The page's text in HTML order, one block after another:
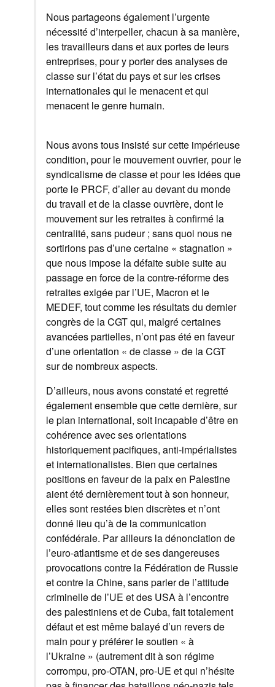
Nous partageons également l’urgente
nécessité d’interpeller, chacun à sa manière,
les travailleurs dans et aux portes de leurs
entreprises, pour y porter des analyses de
classe sur l’état du pays et sur les crises
internationales qui le menacent et qui
menacent le genre humain.
Nous avons tous insisté sur cette impérieuse
condition, pour le mouvement ouvrier, pour le
syndicalisme de classe et pour les idées que
porte le PRCF, d’aller au devant du monde
du travail et de la classe ouvrière, dont le
mouvement sur les retraites à confirmé la
centralité, sans pudeur ; sans quoi nous ne
sortirions pas d’une certaine « stagnation »
que nous impose la défaite subie suite au
passage en force de la contre-réforme des
retraites exigée par l’UE, Macron et le
MEDEF, tout comme les résultats du dernier
congrès de la CGT qui, malgré certaines
avancées partielles, n’ont pas été en faveur
d’une orientation « de classe » de la CGT
sur de nombreux aspects.
D’ailleurs, nous avons constaté et regretté
également ensemble que cette dernière, sur
le plan international, soit incapable d’être en
cohérence avec ses orientations
historiquement pacifiques, anti-impérialistes
et internationalistes. Bien que certaines
positions en faveur de la paix en Palestine
aient été dernièrement tout à son honneur,
elles sont restées bien discrètes et n’ont
donné lieu qu’à de la communication
confédérale. Par ailleurs la dénonciation de
l’euro-atlantisme et de ses dangereuses
provocations contre la Fédération de Russie
et contre la Chine, sans parler de l’attitude
criminelle de l’UE et des USA à l’encontre
des palestiniens et de Cuba, fait totalement
défaut et est même balayé d’un revers de
main pour y préférer le soutien « à
l’Ukraine » (autrement dit à son régime
corrompu, pro-OTAN, pro-UE et qui n’hésite